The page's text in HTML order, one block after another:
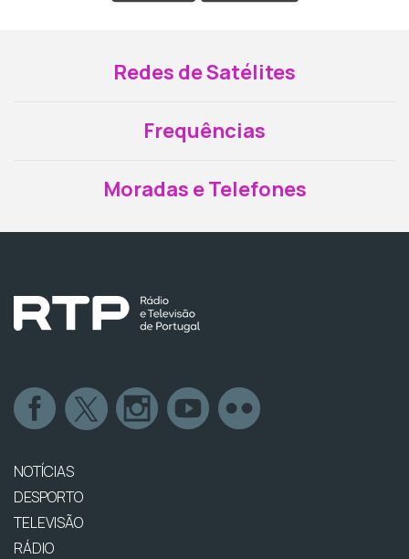
Redes de Satélites
Frequências
Moradas e Telefones
NOTÍCIAS
DESPORTO
TELEVISÃO
RÁDIO